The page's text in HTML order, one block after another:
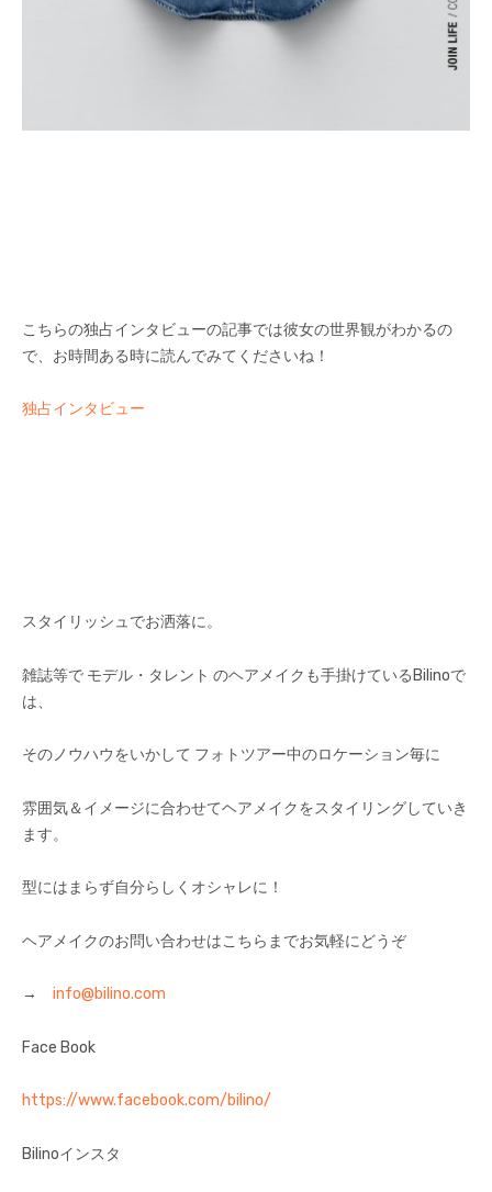
こちらの独占インタビューの記事では彼女の世界観がわかるの
で、お時間ある時に読んでみてくださいね！
独占インタビュー
スタイリッシュでお洒落に。
雑誌等で モデル・タレント のヘアメイクも手掛けているBilinoで
は、
そのノウハウをいかして フォトツアー中のロケーション毎に
雰囲気＆イメージに合わせてヘアメイクをスタイリングしていき
ます。
型にはまらず自分らしくオシャレに！
ヘアメイクのお問い合わせはこちらまでお気軽にどうぞ
→ info@bilino.com
Face Book
https://www.facebook.com/bilino/
Bilinoインスタ